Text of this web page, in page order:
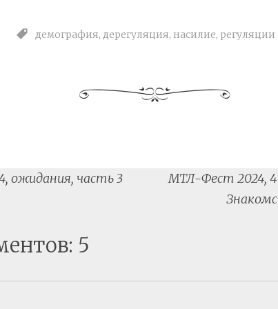
демография,дерегуляция, насилие, регуляции
ожидания, часть 3
МТЛ-Фест 2024,
5